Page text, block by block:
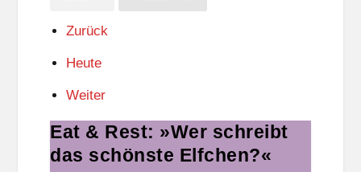
Zurück
Heute
Weiter
Eat
&
Eat & Rest: »Wer schreibt
das schönste Elfchen?«